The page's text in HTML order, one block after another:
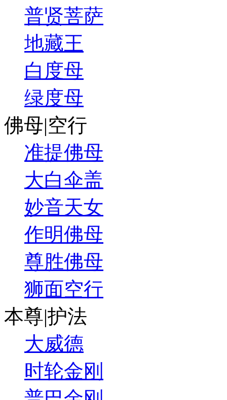
普贤菩萨
地藏王
白度母
绿度母
佛母|空行
准提佛母
大白伞盖
妙音天女
作明佛母
尊胜佛母
狮面空行
本尊|护法
大威德
时轮金刚